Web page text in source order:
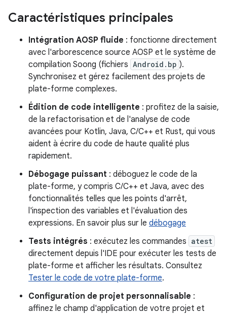
Caractéristiques principales
Intégration AOSP fluide : fonctionne directement
avec l'arborescence source AOSP et le système de
compilation Soong (fichiers Android.bp ).
Synchronisez et gérez facilement des projets de
plate-forme complexes.
Édition de code intelligente : profitez de la saisie,
de la refactorisation et de l'analyse de code
avancées pour Kotlin, Java, C/C++ et Rust, qui vous
aident à écrire du code de haute qualité plus
rapidement.
Débogage puissant : déboguez le code de la
plate-forme, y compris C/C++ et Java, avec des
fonctionnalités telles que les points d'arrêt,
l'inspection des variables et l'évaluation des
expressions. En savoir plus sur le débogage
Tests intégrés : exécutez les commandes atest
directement depuis l'IDE pour exécuter les tests de
plate-forme et afficher les résultats. Consultez
Tester le code de votre plate-forme.
Configuration de projet personnalisable :
affinez le champ d'application de votre projet et